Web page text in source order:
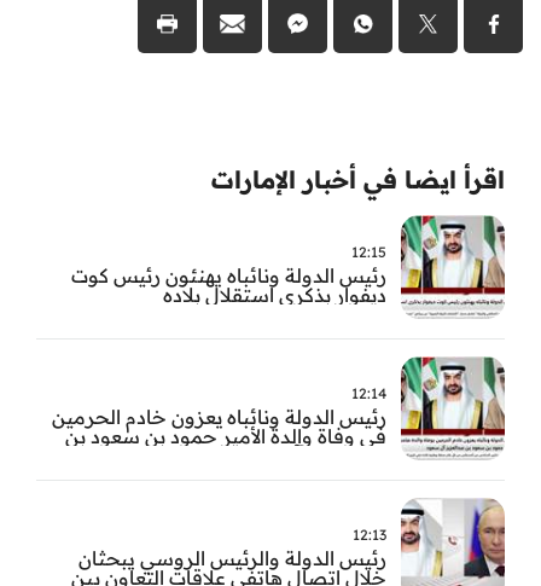
اقرأ ايضا في أخبار الإمارات
12:15
رئيس الدولة ونائباه يهنئون رئيس كوت
ديفوار بذكرى استقلال بلاده
12:14
رئيس الدولة ونائباه يعزون خادم الحرمين
في وفاة والدة الأمير حمود بن سعود بن
12:13
رئيس الدولة والرئيس الروسي يبحثان
خلال اتصال هاتفي علاقات التعاون بين